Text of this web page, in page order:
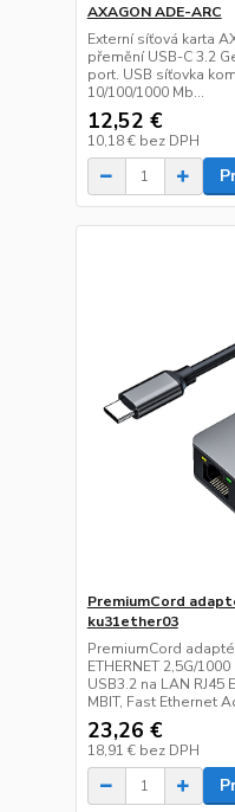
AXAGON ADE-ARC
Externí síťová karta
přemění USB-C 3.2
port. USB síťovka
10/100/1000 Mb...
12,52 €
10,18 € bez DPH
PremiumCord
ku31ether03
PremiumCord
ETHERNET 2,5G/
USB3.2 na LAN RJ45
MBIT, Fast Ethernet
23,26 €
18,91 € bez DPH